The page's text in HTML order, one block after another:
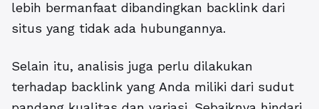
lebih bermanfaat dibandingkan backlink dari
situs yang tidak ada hubungannya.
Selain itu, analisis juga perlu dilakukan
terhadap backlink yang Anda miliki dari sudut